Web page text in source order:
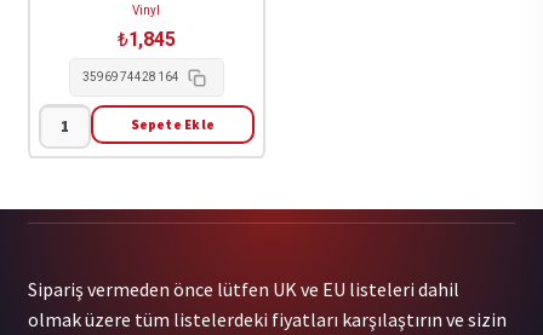
Vinyl
₺1,845
3596974428164
Viva
/
-
Viva
Sepete Ekle
Sipariş vermeden önce lütfen UK ve EU listeleri dahil
olmak üzere tüm listelerdeki fiyatları karşılaştırın ve sizin